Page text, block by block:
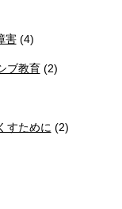
害(4)
ブ教育(2)
すために (2)